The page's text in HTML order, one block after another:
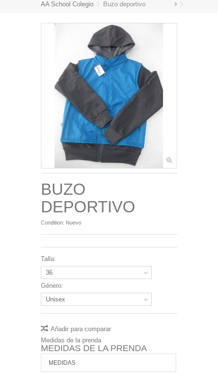
AA School Colegio
Buzo deportivo
BUZO
DEPORTIVO
Condition: Nuevo
Talla:
36
Género:
Unisex
Añadir para comparar
Medidas de la prenda
MEDIDAS DE LA PRENDA
MEDIDAS